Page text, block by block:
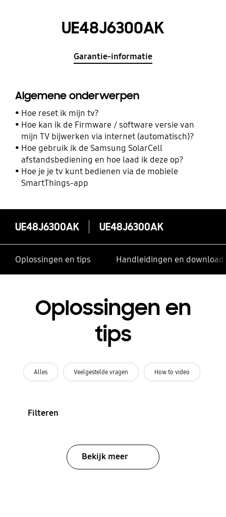
UE48J6300AK
Garantie-informatie
Algemene onderwerpen
Hoe reset ik mijn tv?
Hoe kan ik de Firmware / software versie van
mijn TV bijwerken via internet (automatisch)?
Hoe gebruik ik de Samsung SolarCell
afstandsbediening en hoe laad ik deze op?
Hoe je je tv kunt bedienen via de mobiele
SmartThings-app
UE48J6300AK UE48J6300AK
Oplossingen en tips Handleidingen en
Oplossingen en
tips
Alles Veelgestelde vragen How to video
Filteren
Bekijk meer